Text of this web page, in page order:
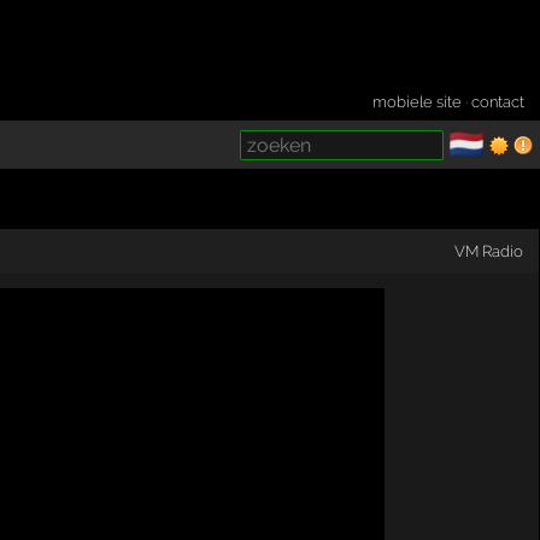
mobiele site ·contact
🇳🇱
VM Radio